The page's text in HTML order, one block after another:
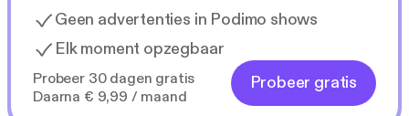
Geen advertenties in Podimo shows
Elk moment opzegbaar
Probeer 30 dagen gratis
Daarna € 9,99 / maand
Probeer gratis